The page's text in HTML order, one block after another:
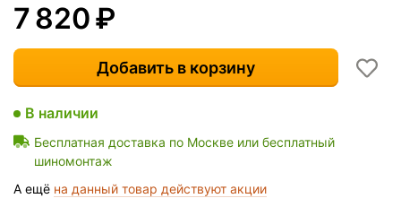
7 820₽
Добавить в корзину
В наличии
Бесплатная доставка по Москве или бесплатный
шиномонтаж
А ещё на данный товар действуют акции